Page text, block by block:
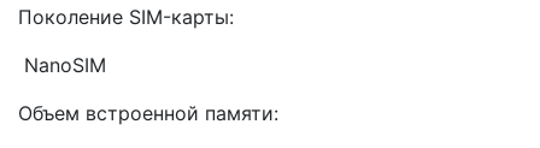
Поколение SIM-карты:
NanoSIM
Объем встроенной памяти: